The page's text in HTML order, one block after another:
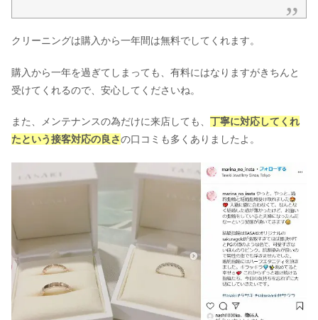
クリーニングは購入から一年間は無料でしてくれます。
購入から一年を過ぎてしまっても、有料にはなりますがきちんと
受けてくれるので、安心してくださいね。
また、メンテナンスの為だけに来店しても、 丁寧に対応してくれ
たという接客対応の良さの口コミも多くありましたよ。